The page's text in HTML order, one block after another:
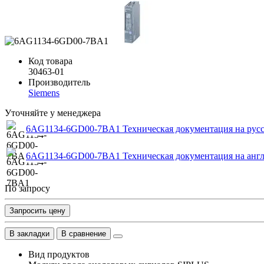
Код товара
30463-01
Производитель
Siemens
Уточняйте у менеджера
6AG1134-6GD00-7BA1 Техническая документация на
6AG1134-6GD00-7BA1 Техническая документация на
По запросу
Запросить цену
В закладки В сравнение
Вид продуктов